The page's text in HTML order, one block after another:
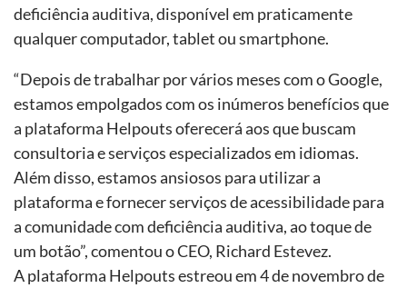
deficiência auditiva, disponível em praticamente
qualquer computador, tablet ou smartphone.
“Depois de trabalhar por vários meses com o Google,
estamos empolgados com os inúmeros benefícios que
a plataforma Helpouts oferecerá aos que buscam
consultoria e serviços especializados em idiomas.
Além disso, estamos ansiosos para utilizar a
plataforma e fornecer serviços de acessibilidade para
a comunidade com deficiência auditiva, ao toque de
um botão”, comentou o CEO, Richard Estevez.
A plataforma Helpouts estreou em 4 de novembro de